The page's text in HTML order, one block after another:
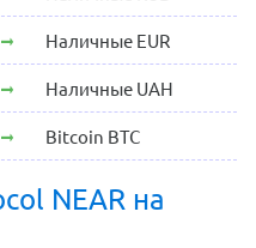
Наличные EUR
Наличные UAH
Bitcoin BTC
NEAR на